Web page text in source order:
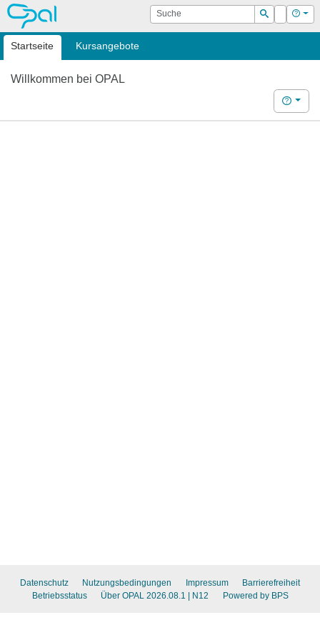
OPAL Suche
Suchen
Login Hilfe
Startseite Kursangebote
Willkommen bei OPAL
Hilfe
Datenschutz Nutzungsbedingungen Impressum
Barrierefreiheit
Betriebsstatus
Über OPAL 2026.08.1 | N12 Powered by BPS